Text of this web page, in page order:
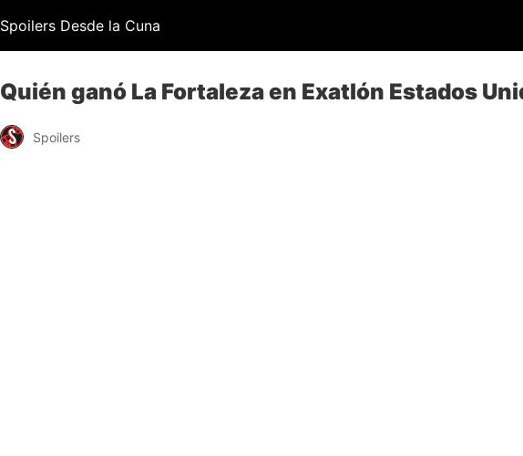
Spoilers Desde la Cuna
Quién ganó La Fortaleza en Exatlón Estados
Spoilers